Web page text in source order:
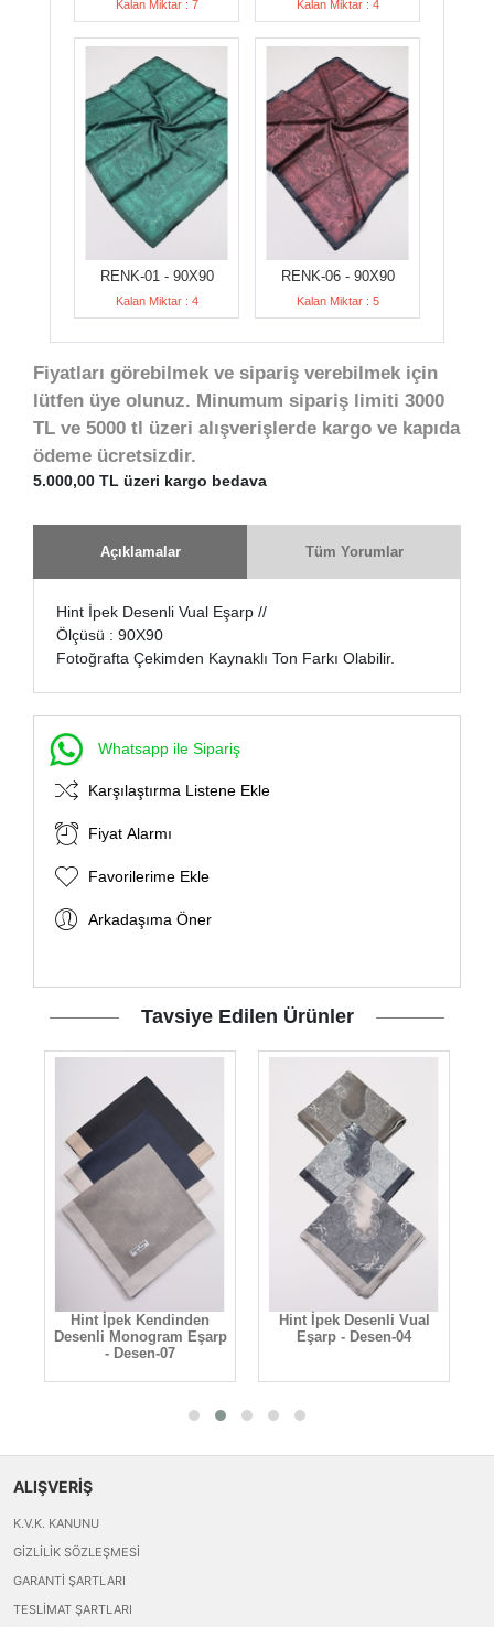
Kalan Miktar : 7 Kalan Miktar : 4
RENK-01 - 90X90
Kalan Miktar : 4
RENK-06 - 90X90
Kalan Miktar : 5
Fiyatları görebilmek ve sipariş verebilmek için
lütfen üye olunuz. Minumum sipariş limiti 3000
TL ve 5000 tl üzeri alışverişlerde kargo ve kapıda
ödeme ücretsizdir.
5.000,00 TL üzeri kargo bedava
Açıklamalar Tüm Yorumlar
Hint İpek Desenli Vual Eşarp //
Ölçüsü : 90X90
Fotoğrafta Çekimden Kaynaklı Ton Farkı Olabilir.
Whatsapp ile Sipariş
Karşılaştırma Listene Ekle
Fiyat Alarmı
Favorilerime Ekle
Arkadaşıma Öner
Tavsiye Edilen Ürünler
Hint İpek Kendinden
Desenli Monogram Eşarp
- Desen-07
Hint İpek Desenli Vual
Eşarp - Desen-04
ALIŞVERİŞ
K.V.K. KANUNU
GIZLILIK SÖZLEŞMESI
GARANTI ŞARTLARI
TESLIMAT ŞARTLARI